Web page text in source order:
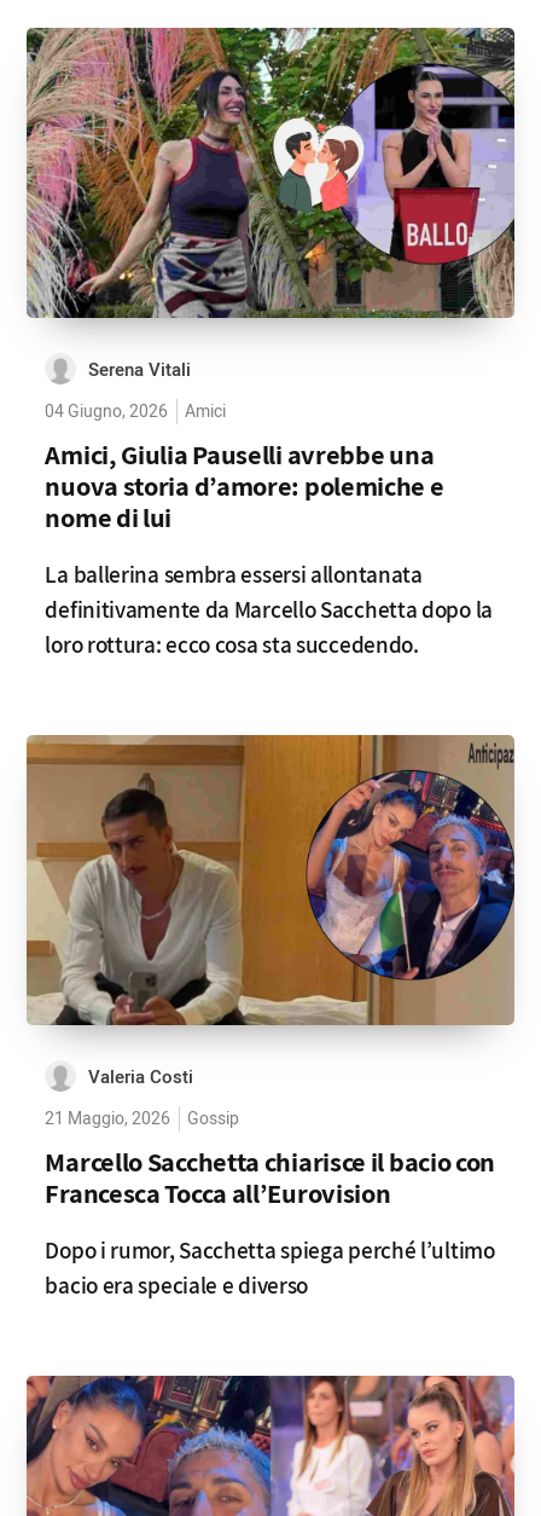
Serena Vitali
04 Giugno, 2026 Amici
Amici, Giulia Pauselli avrebbe una
nuova storia d’amore: polemiche e
nome di lui
La ballerina sembra essersi allontanata
definitivamente da Marcello Sacchetta dopo la
loro rottura: ecco cosa sta succedendo.
Valeria Costi
21 Maggio, 2026 Gossip
Marcello Sacchetta chiarisce il bacio con
Francesca Tocca all’Eurovision
Dopo i rumor, Sacchetta spiega perché l’ultimo
bacio era speciale e diverso